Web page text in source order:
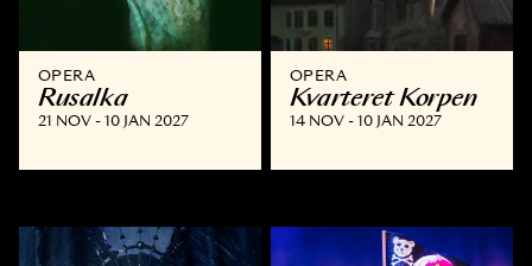
OPERA
Rusalka
21 NOV - 10 JAN 2027
OPERA
Kvarteret Korpen
14 NOV - 10 JAN 2027